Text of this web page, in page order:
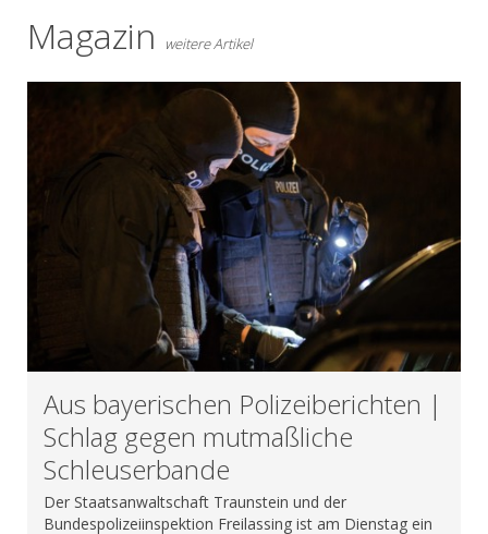
Magazin weitere Artikel
Aus bayerischen Polizeiberichten |
Schlag gegen mutmaßliche
Schleuserbande
Der Staatsanwaltschaft Traunstein und der
Bundespolizeiinspektion Freilassing ist am Dienstag ein